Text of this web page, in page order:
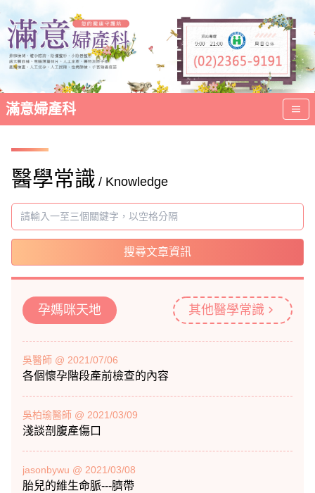
滿意婦產科
醫學常識 / Knowledge
搜尋文章資訊
孕媽咪天地 其他醫學常識 chevron_right
吳醫師 @ 2021/07/06
各個懷孕階段產前檢查的內容
吳柏瑜醫師 @ 2021/03/09
淺談剖腹產傷口
jasonbywu @ 2021/03/08
胎兒的維生命脈---臍帶